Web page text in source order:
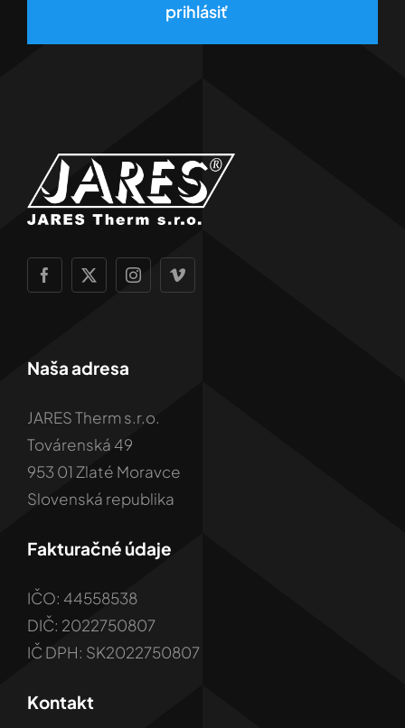
prihlásiť
Naša adresa
JARES Therm s.r.o.
Továrenská 49
953 01 Zlaté Moravce
Slovenská republika
Fakturačné údaje
IČO: 44558538
DIČ: 2022750807
IČ DPH: SK2022750807
Kontakt